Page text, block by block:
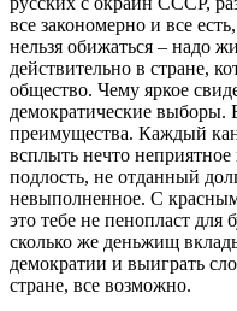
все закономерно и все
нельзя обижаться – надо
действительно в стране,
общество. Чему яркое
демократические выборы.
преимущества. Каждый
всплыть нечто
подлость, не отданный
невыполненное. С
это тебе не пенопласт для
сколько же деньжищ
демократии и выиграть
стране, все возможно.